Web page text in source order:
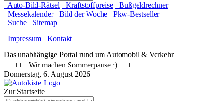
Auto-Bild-Rätsel Kraftstoffpreise
Bußgeldrechner
Messekalender
Bild der Woche
Pkw-Bestseller
Suche
Sitemap
Impressum
Kontakt
Das unabhängige Portal rund um Automobil & Verkehr
+++ Wir machen Sommerpause :) +++
Donnerstag, 6. August 2026
Zur Startseite